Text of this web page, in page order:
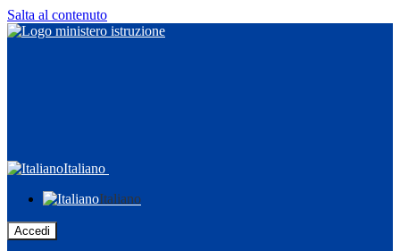
Salta al contenuto
Italiano
Italiano
Accedi